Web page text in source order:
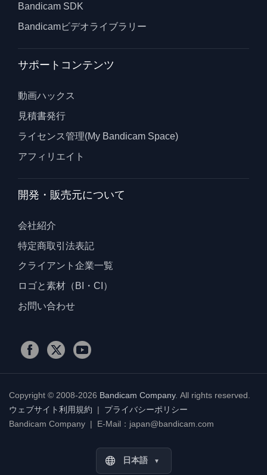
Bandicam SDK
Bandicamビデオライブラリー
サポートコンテンツ
動画ハックス
見積書発行
ライセンス管理(My Bandicam Space)
アフィリエイト
開発・販売元について
会社紹介
特定商取引法表記
クライアント企業一覧
ロゴと素材（BI・CI）
お問い合わせ
Copyright © 2008-2026 Bandicam Company. All rights reserved.
ウェブサイト利用規約 | プライバシーポリシー
Bandicam Company | E-Mail：japan@bandicam.com
日本語 ▼